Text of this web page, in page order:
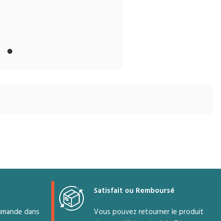
dans
Satisfait ou Remboursé
Vous pouvez retourner le produit